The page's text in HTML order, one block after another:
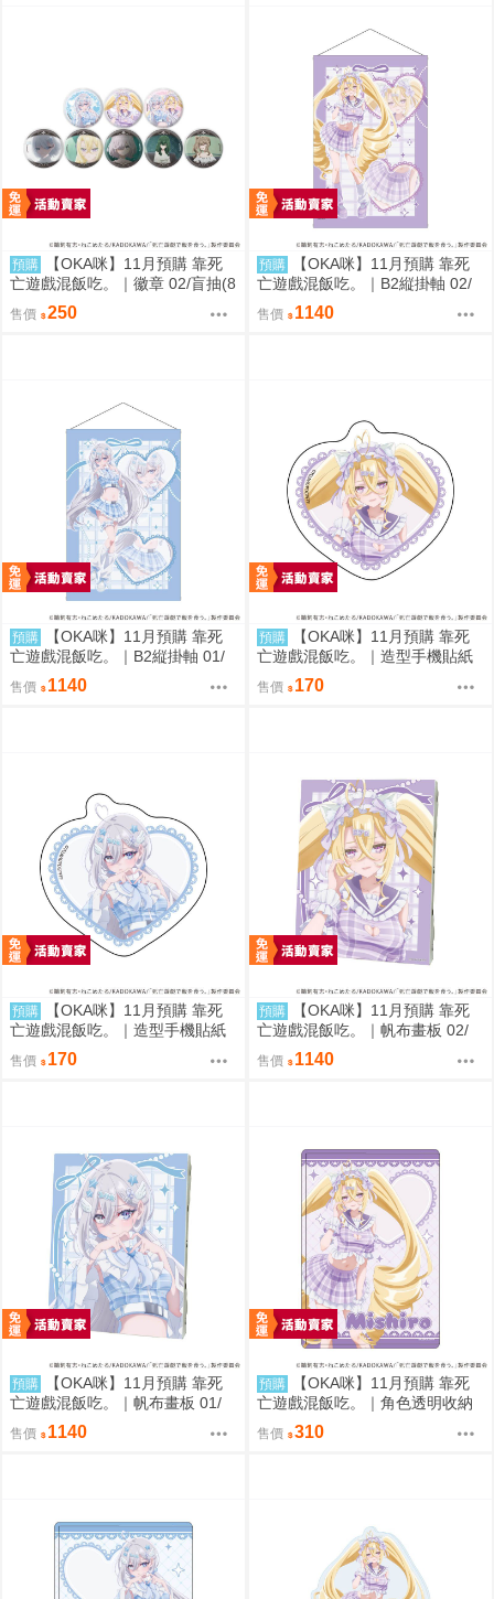
預購
【OKA咪】11月預購 靠死
亡遊戲混飯吃。｜徽章 02/盲抽(8
種)(官方&新繪插畫) 隨機一款
售價 250
預購
【OKA咪】11月預購 靠死
亡遊戲混飯吃。｜B2縦掛軸 02/
(新繪插畫) (御城)
售價 1140
預購
【OKA咪】11月預購 靠死
亡遊戲混飯吃。｜B2縦掛軸 01/
(新繪插畫) (幽鬼)
售價 1140
預購
【OKA咪】11月預購 靠死
亡遊戲混飯吃。｜造型手機貼紙
02/ (新繪插畫) (御城)
售價 170
預購
【OKA咪】11月預購 靠死
亡遊戲混飯吃。｜造型手機貼紙
01/ (新繪插畫) (幽鬼)
售價 170
預購
【OKA咪】11月預購 靠死
亡遊戲混飯吃。｜帆布畫板 02/
(新繪插畫) (御城)
售價 1140
預購
【OKA咪】11月預購 靠死
亡遊戲混飯吃。｜帆布畫板 01/
(新繪插畫) (幽鬼)
售價 1140
預購
【OKA咪】11月預購 靠死
亡遊戲混飯吃。｜角色透明收納
夾 02/ (新繪插畫) (御城)
售價 310